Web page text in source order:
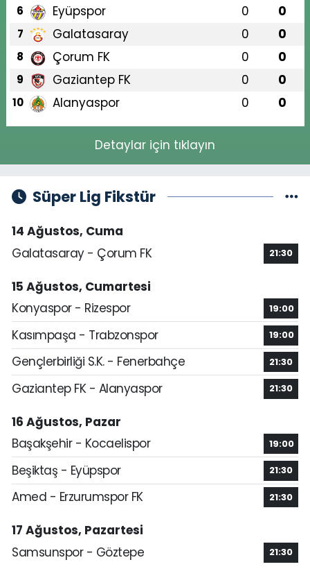
6 Eyüpspor 0 0
7 Galatasaray 0 0
8 Çorum FK 0 0
9 Gaziantep FK 0 0
10 Alanyaspor 0 0
Detaylar için tıklayın
Süper Lig Fikstür
14 Ağustos, Cuma
Galatasaray - Çorum FK
21:30
15 Ağustos, Cumartesi
Konyaspor - Rizespor
19:00
Kasımpaşa - Trabzonspor 19:00
Gençlerbirliği S.K. - Fenerbahçe 21:30
Gaziantep FK - Alanyaspor 21:30
16 Ağustos, Pazar
Başakşehir - Kocaelispor
19:00
Beşiktaş - Eyüpspor 21:30
Amed - Erzurumspor FK 21:30
17 Ağustos, Pazartesi
Samsunspor - Göztepe
21:30